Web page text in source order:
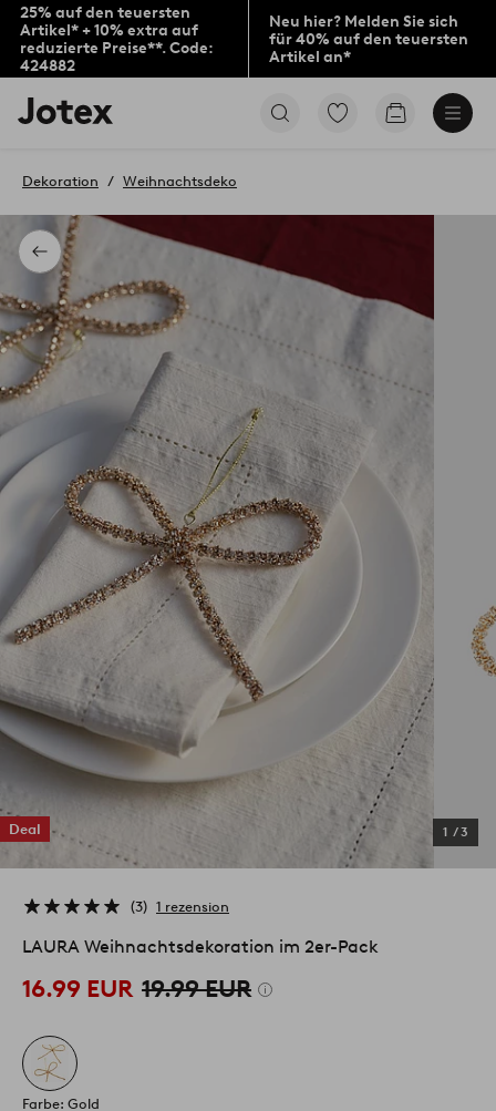
25% auf den teuersten
Artikel* + 10% extra auf
reduzierte Preise**. Code:
424882
Neu hier? Melden Sie sich
für 40% auf den teuersten
Artikel an*
Jotex-
Logo
Startseite
Zu
Produkten
Zum
Zurück
Dekoration Weihnachtsdeko
Deal 1 /3
3 1 rezension
LAURA Weihnachtsdekoration im 2er-Pack
16.99 EUR 19.99 EUR
Farbe: Gold